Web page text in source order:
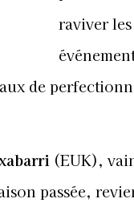
raviver
de
(EUK),
passée,